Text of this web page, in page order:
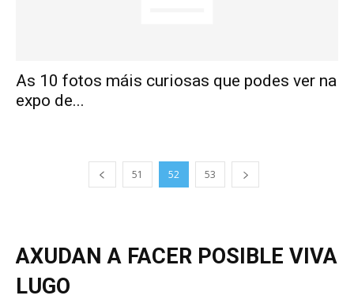
As 10 fotos máis curiosas que podes ver na
expo de...
51 52 53
AXUDAN A FACER POSIBLE VIVA
LUGO